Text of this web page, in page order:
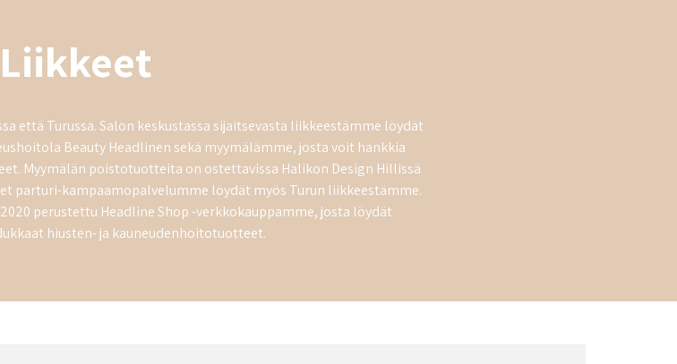
Liikkeet
että Turussa. Salon keskustassa sijaitsevasta liikkeestämme löydät
Beauty Headlinen sekä myymälämme, josta voit hankkia
Myymälän poistotuotteita on ostettavissa Halikon Design Hillissä
parturi-kampaamopalvelumme löydät myös Turun liikkeestämme.
perustettu Headline Shop -verkkokauppamme, josta löydät
hiusten- ja kauneudenhoitotuotteet.